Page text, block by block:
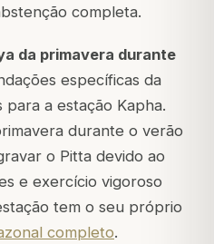
completa.
da primavera durante
específicas da
para a estação Kapha.
durante o verão
o Pitta devido ao
e exercício vigoroso
tem o seu próprio
completo.